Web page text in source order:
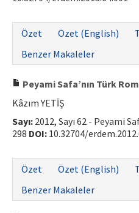
Özet
Özet (English)
Benzer Makaleler
Peyami Safa’nın Türk
Kâzım YETİŞ
Sayı: 2012, Sayı 62 - Peyami
298 DOI: 10.32704/
Özet
Özet (English)
Benzer Makaleler